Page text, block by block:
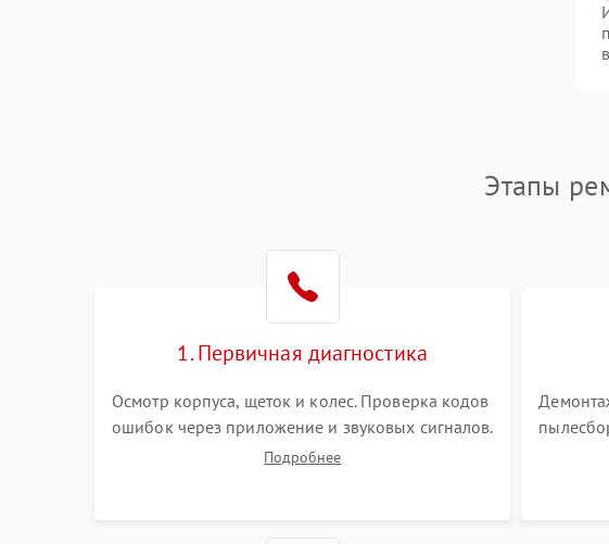
Этапы
1. Первичная диагностика
Осмотр корпуса, щеток и колес. Проверка кодов
ошибок через приложение и звуковых сигналов.
Замер емкости аккумулятора и тестирование
Подробнее